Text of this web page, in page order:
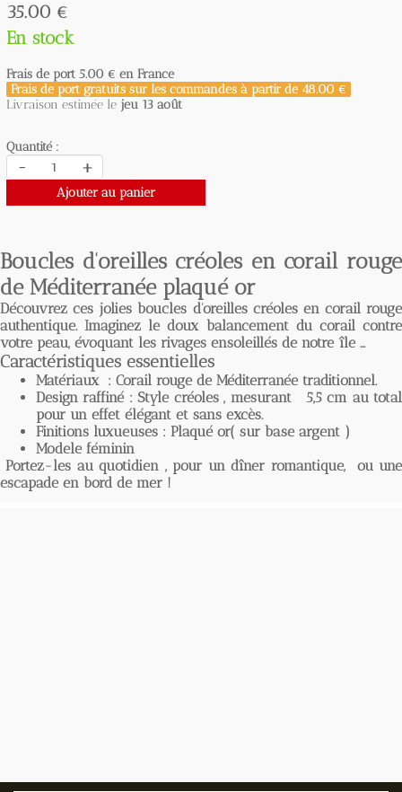
35.00 €
En stock
Frais de port 5.00 € en France
Frais de port gratuits sur les commandes à partir de 48.00 €
Livraison estimée le jeu 13 août
Quantité :
- +
Ajouter au panier
Boucles d'oreilles créoles en corail rouge
de Méditerranée plaqué or
Découvrez ces jolies boucles d'oreilles créoles en corail rouge
authentique. Imaginez le doux balancement du corail contre
votre peau, évoquant les rivages ensoleillés de notre île ...
Caractéristiques essentielles
Matériaux : Corail rouge de Méditerranée traditionnel.
Design raffiné : Style créoles , mesurant 5,5 cm au total
pour un effet élégant et sans excès.
Finitions luxueuses : Plaqué or( sur base argent )
Modele féminin
Portez-les au quotidien , pour un dîner romantique, ou une
escapade en bord de mer !